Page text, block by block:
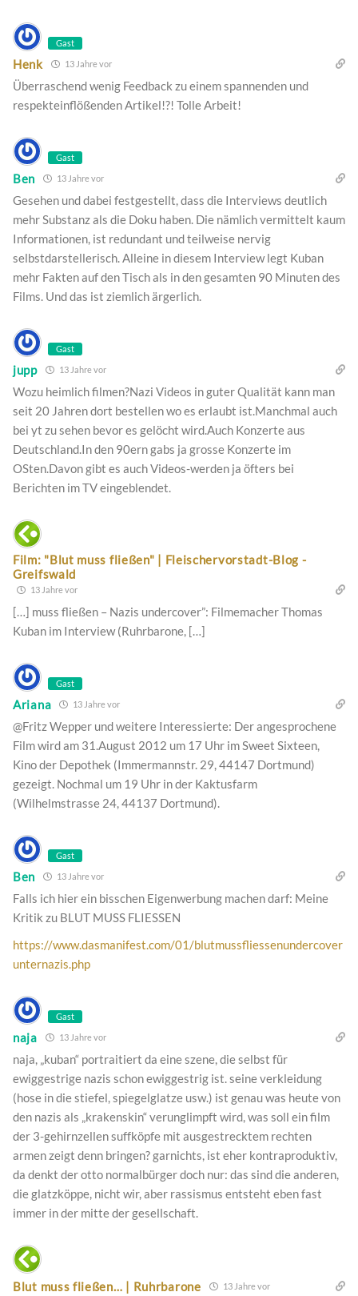
Gast
Henk 13 Jahre vor
Überraschend wenig Feedback zu einem spannenden und
respekteinflößenden Artikel!?! Tolle Arbeit!
Gast
Ben 13 Jahre vor
Gesehen und dabei festgestellt, dass die Interviews deutlich
mehr Substanz als die Doku haben. Die nämlich vermittelt kaum
Informationen, ist redundant und teilweise nervig
selbstdarstellerisch. Alleine in diesem Interview legt Kuban
mehr Fakten auf den Tisch als in den gesamten 90 Minuten des
Films. Und das ist ziemlich ärgerlich.
Gast
jupp 13 Jahre vor
Wozu heimlich filmen?Nazi Videos in guter Qualität kann man
seit 20 Jahren dort bestellen wo es erlaubt ist.Manchmal auch
bei yt zu sehen bevor es gelöcht wird.Auch Konzerte aus
Deutschland.In den 90ern gabs ja grosse Konzerte im
OSten.Davon gibt es auch Videos-werden ja öfters bei
Berichten im TV eingeblendet.
Film: "Blut muss fließen" | Fleischervorstadt-Blog -
Greifswald
13 Jahre vor
[…] muss fließen – Nazis undercover”: Filmemacher Thomas
Kuban im Interview (Ruhrbarone, […]
Gast
Ariana 13 Jahre vor
@Fritz Wepper und weitere Interessierte: Der angesprochene
Film wird am 31.August 2012 um 17 Uhr im Sweet Sixteen,
Kino der Depothek (Immermannstr. 29, 44147 Dortmund)
gezeigt. Nochmal um 19 Uhr in der Kaktusfarm
(Wilhelmstrasse 24, 44137 Dortmund).
Gast
Ben 13 Jahre vor
Falls ich hier ein bisschen Eigenwerbung machen darf: Meine
Kritik zu BLUT MUSS FLIESSEN
https://www.dasmanifest.com/01/blutmussfliessenundercover
unternazis.php
Gast
naja 13 Jahre vor
naja, „kuban“ portraitiert da eine szene, die selbst für
ewiggestrige nazis schon ewiggestrig ist. seine verkleidung
(hose in die stiefel, spiegelglatze usw.) ist genau was heute von
den nazis als „krakenskin“ verunglimpft wird, was soll ein film
der 3-gehirnzellen suffköpfe mit ausgestrecktem rechten
armen zeigt denn bringen? garnichts, ist eher kontraproduktiv,
da denkt der otto normalbürger doch nur: das sind die anderen,
die glatzköppe, nicht wir, aber rassismus entsteht eben fast
immer in der mitte der gesellschaft.
Blut muss fließen… | Ruhrbarone 13 Jahre vor